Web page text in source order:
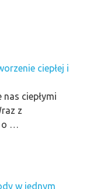
ciepłej i
ciepłymi
z
o …
w jednym